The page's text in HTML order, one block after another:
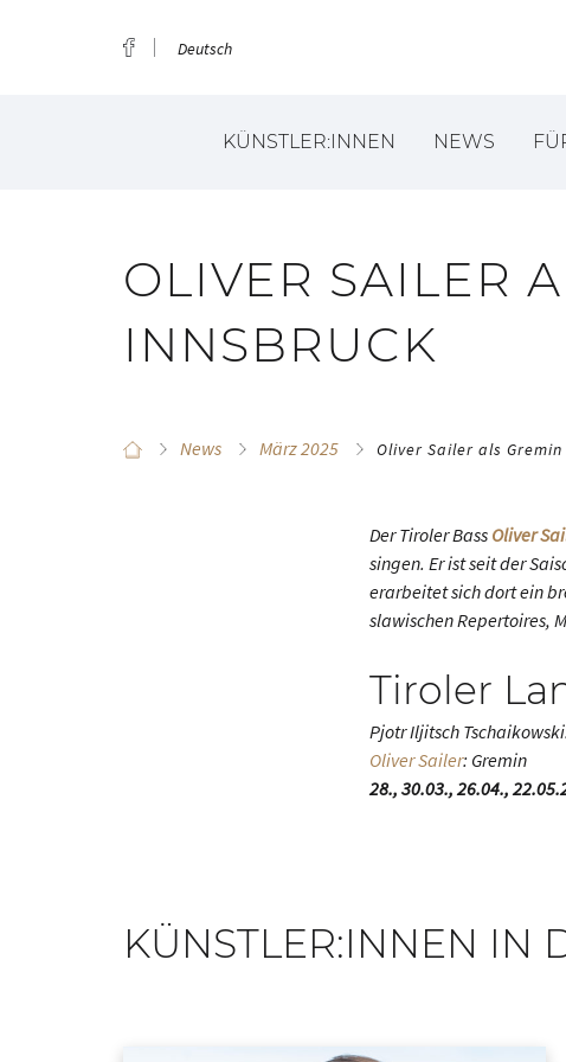
Deutsch
KÜNSTLER:INNEN NEWS
OLIVER SAILER
INNSBRUCK
News März 2025 Oliver Sailer als
Der Tiroler Bass Oliver
singen. Er ist seit der
erarbeitet sich dort ein
slawischen Repertoires,
Tiroler
Pjotr Iljitsch
Oliver Sailer: Gremin
28., 30.03., 26.04.,
KÜNSTLER:INNEN IN